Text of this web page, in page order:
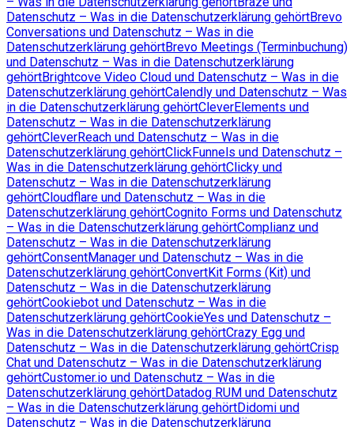
Datenschutz – Was in die Datenschutzerklärung gehörtBrevo
Conversations und Datenschutz – Was in die
Datenschutzerklärung gehörtBrevo Meetings (Terminbuchung)
und Datenschutz – Was in die Datenschutzerklärung
gehörtBrightcove Video Cloud und Datenschutz – Was in die
Datenschutzerklärung gehörtCalendly und Datenschutz – Was
in die Datenschutzerklärung gehörtCleverElements und
Datenschutz – Was in die Datenschutzerklärung
gehörtCleverReach und Datenschutz – Was in die
Datenschutzerklärung gehörtClickFunnels und Datenschutz –
Was in die Datenschutzerklärung gehörtClicky und
Datenschutz – Was in die Datenschutzerklärung
gehörtCloudflare und Datenschutz – Was in die
Datenschutzerklärung gehörtCognito Forms und Datenschutz
– Was in die Datenschutzerklärung gehörtComplianz und
Datenschutz – Was in die Datenschutzerklärung
gehörtConsentManager und Datenschutz – Was in die
Datenschutzerklärung gehörtConvertKit Forms (Kit) und
Datenschutz – Was in die Datenschutzerklärung
gehörtCookiebot und Datenschutz – Was in die
Datenschutzerklärung gehörtCookieYes und Datenschutz –
Was in die Datenschutzerklärung gehörtCrazy Egg und
Datenschutz – Was in die Datenschutzerklärung gehörtCrisp
Chat und Datenschutz – Was in die Datenschutzerklärung
gehörtCustomer.io und Datenschutz – Was in die
Datenschutzerklärung gehörtDatadog RUM und Datenschutz
– Was in die Datenschutzerklärung gehörtDidomi und
Datenschutz – Was in die Datenschutzerklärung